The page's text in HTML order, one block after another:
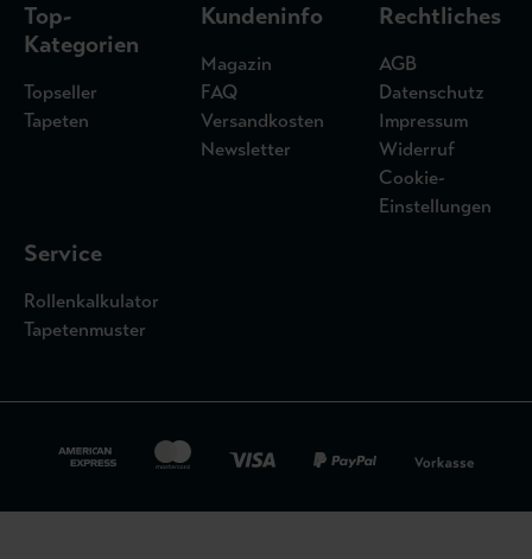
Top-
Kategorien
Topseller
Tapeten
Kundeninfo
Magazin
FAQ
Versandkosten
Newsletter
Rechtliches
AGB
Datenschutz
Impressum
Widerruf
Cookie-
Einstellungen
Service
Rollenkalkulator
Tapetenmuster